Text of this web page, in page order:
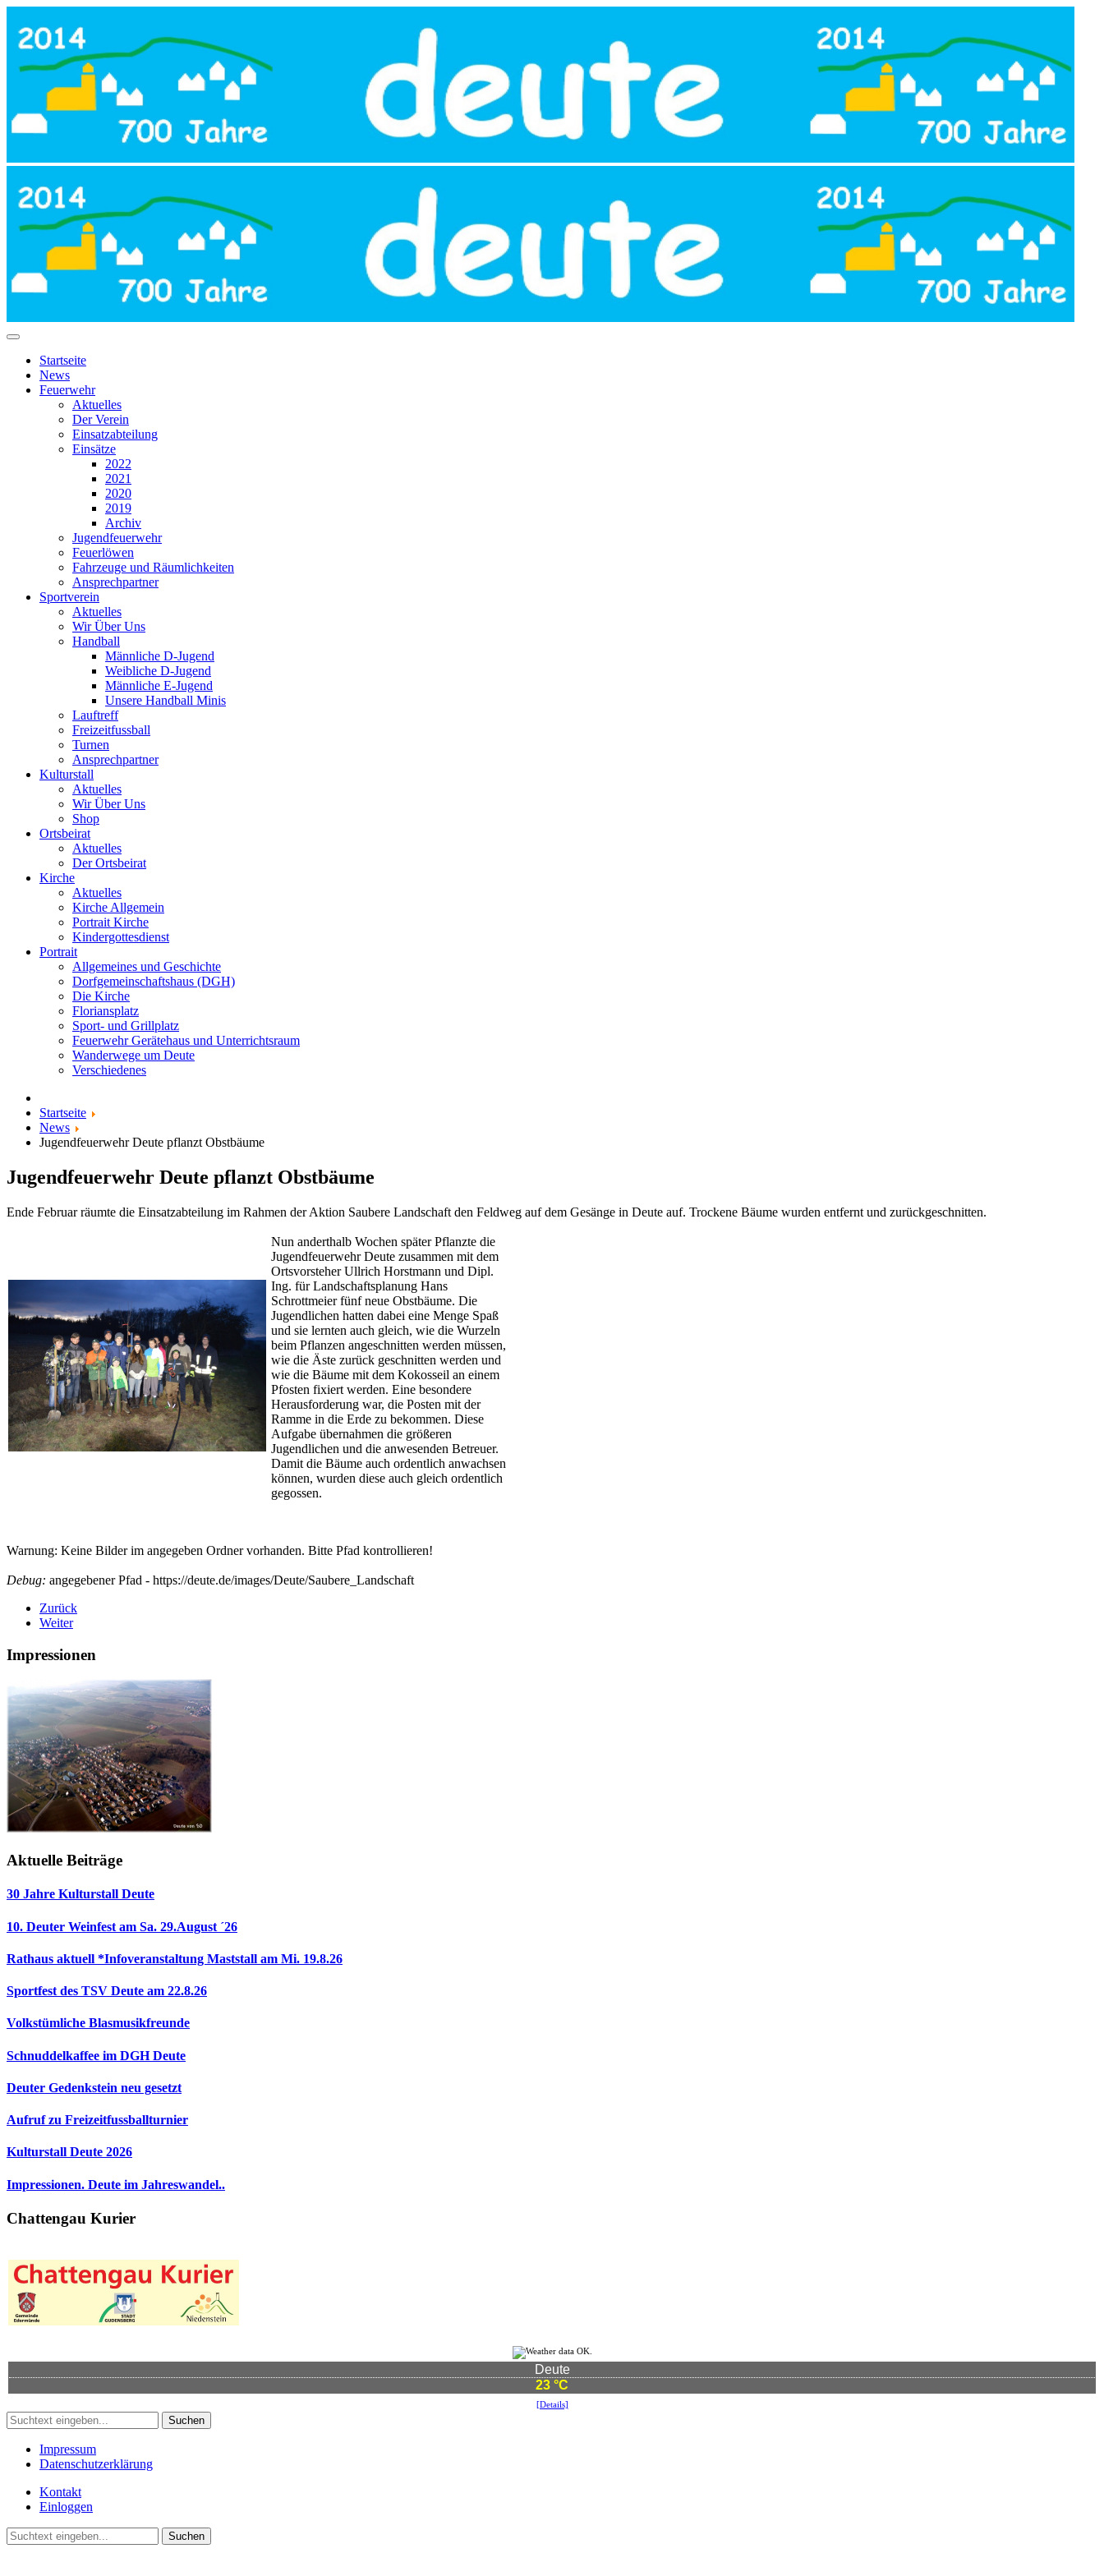
Startseite
News
Feuerwehr
Aktuelles
Der Verein
Einsatzabteilung
Einsätze
2022
2021
2020
2019
Archiv
Jugendfeuerwehr
Feuerlöwen
Fahrzeuge und Räumlichkeiten
Ansprechpartner
Sportverein
Aktuelles
Wir Über Uns
Handball
Männliche D-Jugend
Weibliche D-Jugend
Männliche E-Jugend
Unsere Handball Minis
Lauftreff
Freizeitfussball
Turnen
Ansprechpartner
Kulturstall
Aktuelles
Wir Über Uns
Shop
Ortsbeirat
Aktuelles
Der Ortsbeirat
Kirche
Aktuelles
Kirche Allgemein
Portrait Kirche
Kindergottesdienst
Portrait
Allgemeines und Geschichte
Dorfgemeinschaftshaus (DGH)
Die Kirche
Floriansplatz
Sport- und Grillplatz
Feuerwehr Gerätehaus und Unterrichtsraum
Wanderwege um Deute
Verschiedenes
Startseite
News
Jugendfeuerwehr Deute pflanzt Obstbäume
Jugendfeuerwehr Deute pflanzt Obstbäume
Ende Februar räumte die Einsatzabteilung im Rahmen der Aktion Saubere Landschaft den Feldweg auf dem Gesänge in Deute auf. Trockene Bäume wurden entfernt und zurückgeschnitten.
Nun anderthalb Wochen später Pflanzte die
Jugendfeuerwehr Deute zusammen mit dem
Ortsvorsteher Ullrich Horstmann und Dipl.
Ing. für Landschaftsplanung Hans
Schrottmeier fünf neue Obstbäume. Die
Jugendlichen hatten dabei eine Menge Spaß
und sie lernten auch gleich, wie die Wurzeln
beim Pflanzen angeschnitten werden müssen,
wie die Äste zurück geschnitten werden und
wie die Bäume mit dem Kokosseil an einem
Pfosten fixiert werden. Eine besondere
Herausforderung war, die Posten mit der
Ramme in die Erde zu bekommen. Diese
Aufgabe übernahmen die größeren
Jugendlichen und die anwesenden Betreuer.
Damit die Bäume auch ordentlich anwachsen
können, wurden diese auch gleich ordentlich
gegossen.
Warnung: Keine Bilder im angegeben Ordner vorhanden. Bitte Pfad kontrollieren!
Debug: angegebener Pfad - https://deute.de/images/Deute/Saubere_Landschaft
Zurück
Weiter
Impressionen
Aktuelle Beiträge
30 Jahre Kulturstall Deute
10. Deuter Weinfest am Sa. 29.August ´26
Rathaus aktuell *Infoveranstaltung Maststall am Mi. 19.8.26
Sportfest des TSV Deute am 22.8.26
Volkstümliche Blasmusikfreunde
Schnuddelkaffee im DGH Deute
Deuter Gedenkstein neu gesetzt
Aufruf zu Freizeitfussballturnier
Kulturstall Deute 2026
Impressionen. Deute im Jahreswandel..
Chattengau Kurier
Deute
23 °C
[Details]
Suchen
Impressum
Datenschutzerklärung
Kontakt
Einloggen
Suchen